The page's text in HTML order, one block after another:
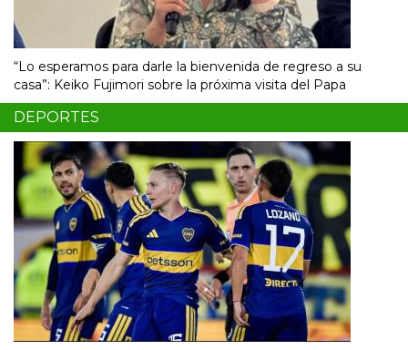
“Lo esperamos para darle la bienvenida de regreso a su
casa”: Keiko Fujimori sobre la próxima visita del Papa
DEPORTES